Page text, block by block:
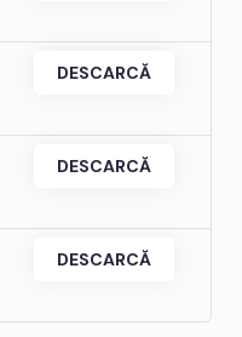
DESCARCĂ
DESCARCĂ
DESCARCĂ